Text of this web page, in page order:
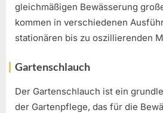
gleichmäßigen Bewässerung
kommen in verschiedenen
stationären bis zu oszillierenden
Gartenschlauch
Der Gartenschlauch ist ein
der Gartenpflege, das für die